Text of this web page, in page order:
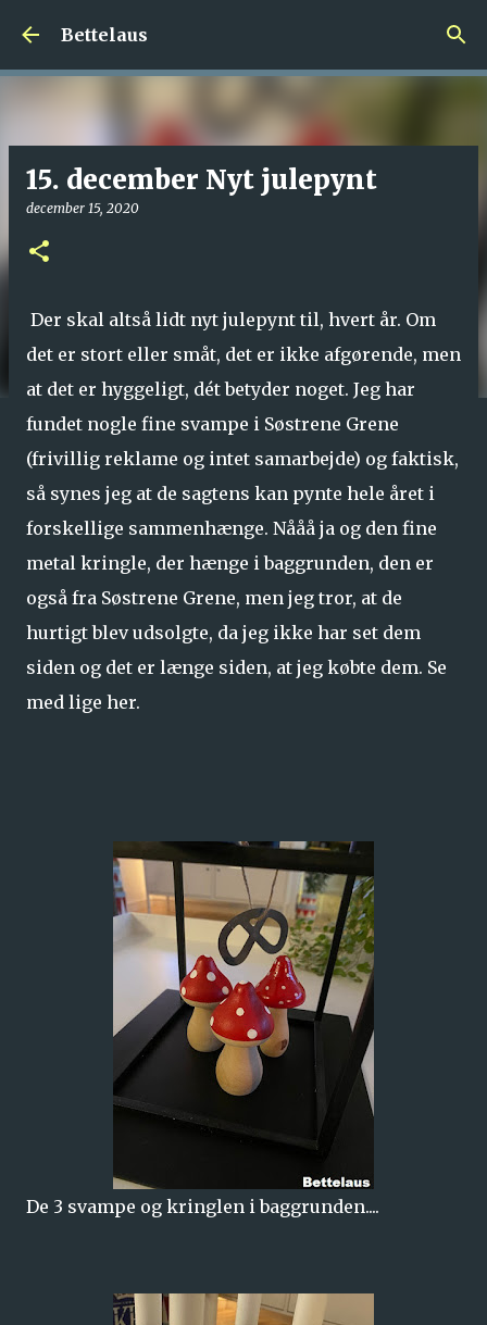
Gå videre til hovedindholdet
Bettelaus
15. december Nyt julepynt
december 15, 2020
Der skal altså lidt nyt julepynt til, hvert år. Om
det er stort eller småt, det er ikke afgørende, men
at det er hyggeligt, dét betyder noget. Jeg har
fundet nogle fine svampe i Søstrene Grene
(frivillig reklame og intet samarbejde) og faktisk,
så synes jeg at de sagtens kan pynte hele året i
forskellige sammenhænge. Nååå ja og den fine
metal kringle, der hænge i baggrunden, den er
også fra Søstrene Grene, men jeg tror, at de
hurtigt blev udsolgte, da jeg ikke har set dem
siden og det er længe siden, at jeg købte dem. Se
med lige her.
De 3 svampe og kringlen i baggrunden....